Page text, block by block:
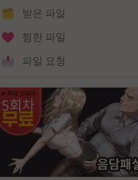
가
입
받은 파일
찜한 파일
파일 요청